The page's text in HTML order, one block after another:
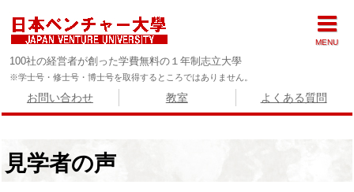
100社の経営者が創った学費無料の１年制志立大學
※学士号・修士号・博士号を取得するところではありません。
お問い合わせ 教室 よくある質問
見学者の声
MENU